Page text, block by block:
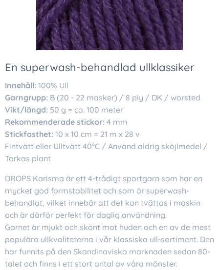
En superwash-behandlad ullklassiker
Innehåll: 100% Ull
Garngrupp: B (20 - 22 masker) / 8 ply / DK / worsted
Vikt/längd: 50 g = ca. 100 meter
Rekommenderade stickor: 4 mm
Stickfasthet: 10 x 10 cm = 21 m x 28 v
Fintvätt eller Ulltvätt 40°C / Använd aldrig sköjlmedel /
Torkas plant
DROPS Karisma är ett 4-trådigt sportgarn som har en
mycket god formstabilitet och som är superwash-
behandlat, vilket innebär att det kan tvättas i maskin
och är därför perfekt för daglig användning.
Garnet är mjukt och skönt mot huden och en av de mest
populära ullkvaliteterna i vår klassiska ull-sortiment. Den
har funnits på den Skandinaviska marknaden sedan 80-
talet och finns i ett stort antal av våra mönster.